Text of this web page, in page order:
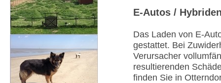
E-Autos /
Das Laden von E-
gestattet. Bei
Verursacher
resultierenden
finden Sie in